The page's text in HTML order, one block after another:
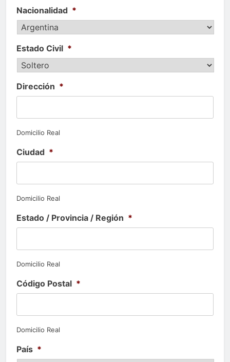
Nacionalidad *
Estado Civil *
Dirección *
Domicilio Real
Ciudad *
Domicilio Real
Estado / Provincia / Región *
Domicilio Real
Código Postal *
Domicilio Real
País *